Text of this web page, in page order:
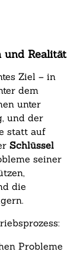
Realität
Ziel – in
dem
unter
und der
statt auf
Schlüssel
seiner
die
Probleme